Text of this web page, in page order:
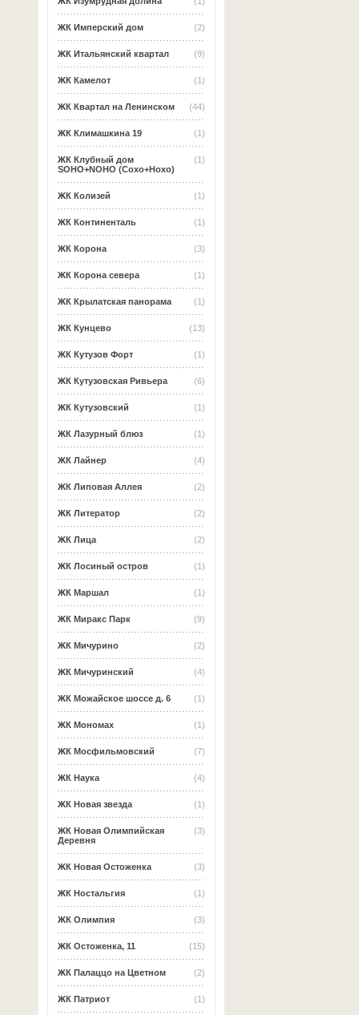
(2)
ЖК Имперский дом
(9)
ЖК Итальянский квартал
(1)
ЖК Камелот
(44)
ЖК Квартал на Ленинском
(1)
ЖК Климашкина 19
(1)
ЖК Клубный дом
SOHO+NOHO (Сохо+Нохо)
(1)
ЖК Колизей
(1)
ЖК Континенталь
(3)
ЖК Корона
(1)
ЖК Корона севера
(1)
ЖК Крылатская панорама
(13)
ЖК Кунцево
(1)
ЖК Кутузов Форт
(6)
ЖК Кутузовская Ривьера
(1)
ЖК Кутузовский
(1)
ЖК Лазурный блюз
(4)
ЖК Лайнер
(2)
ЖК Липовая Аллея
(2)
ЖК Литератор
(2)
ЖК Лица
(1)
ЖК Лосиный остров
(1)
ЖК Маршал
(9)
ЖК Миракс Парк
(2)
ЖК Мичурино
(4)
ЖК Мичуринский
(1)
ЖК Можайское шоссе д. 6
(1)
ЖК Мономах
(7)
ЖК Мосфильмовский
(4)
ЖК Наука
(1)
ЖК Новая звезда
(3)
ЖК Новая Олимпийская
Деревня
(3)
ЖК Новая Остоженка
(1)
ЖК Ностальгия
(3)
ЖК Олимпия
(15)
ЖК Остоженка, 11
(2)
ЖК Палаццо на Цветном
(1)
ЖК Патриот